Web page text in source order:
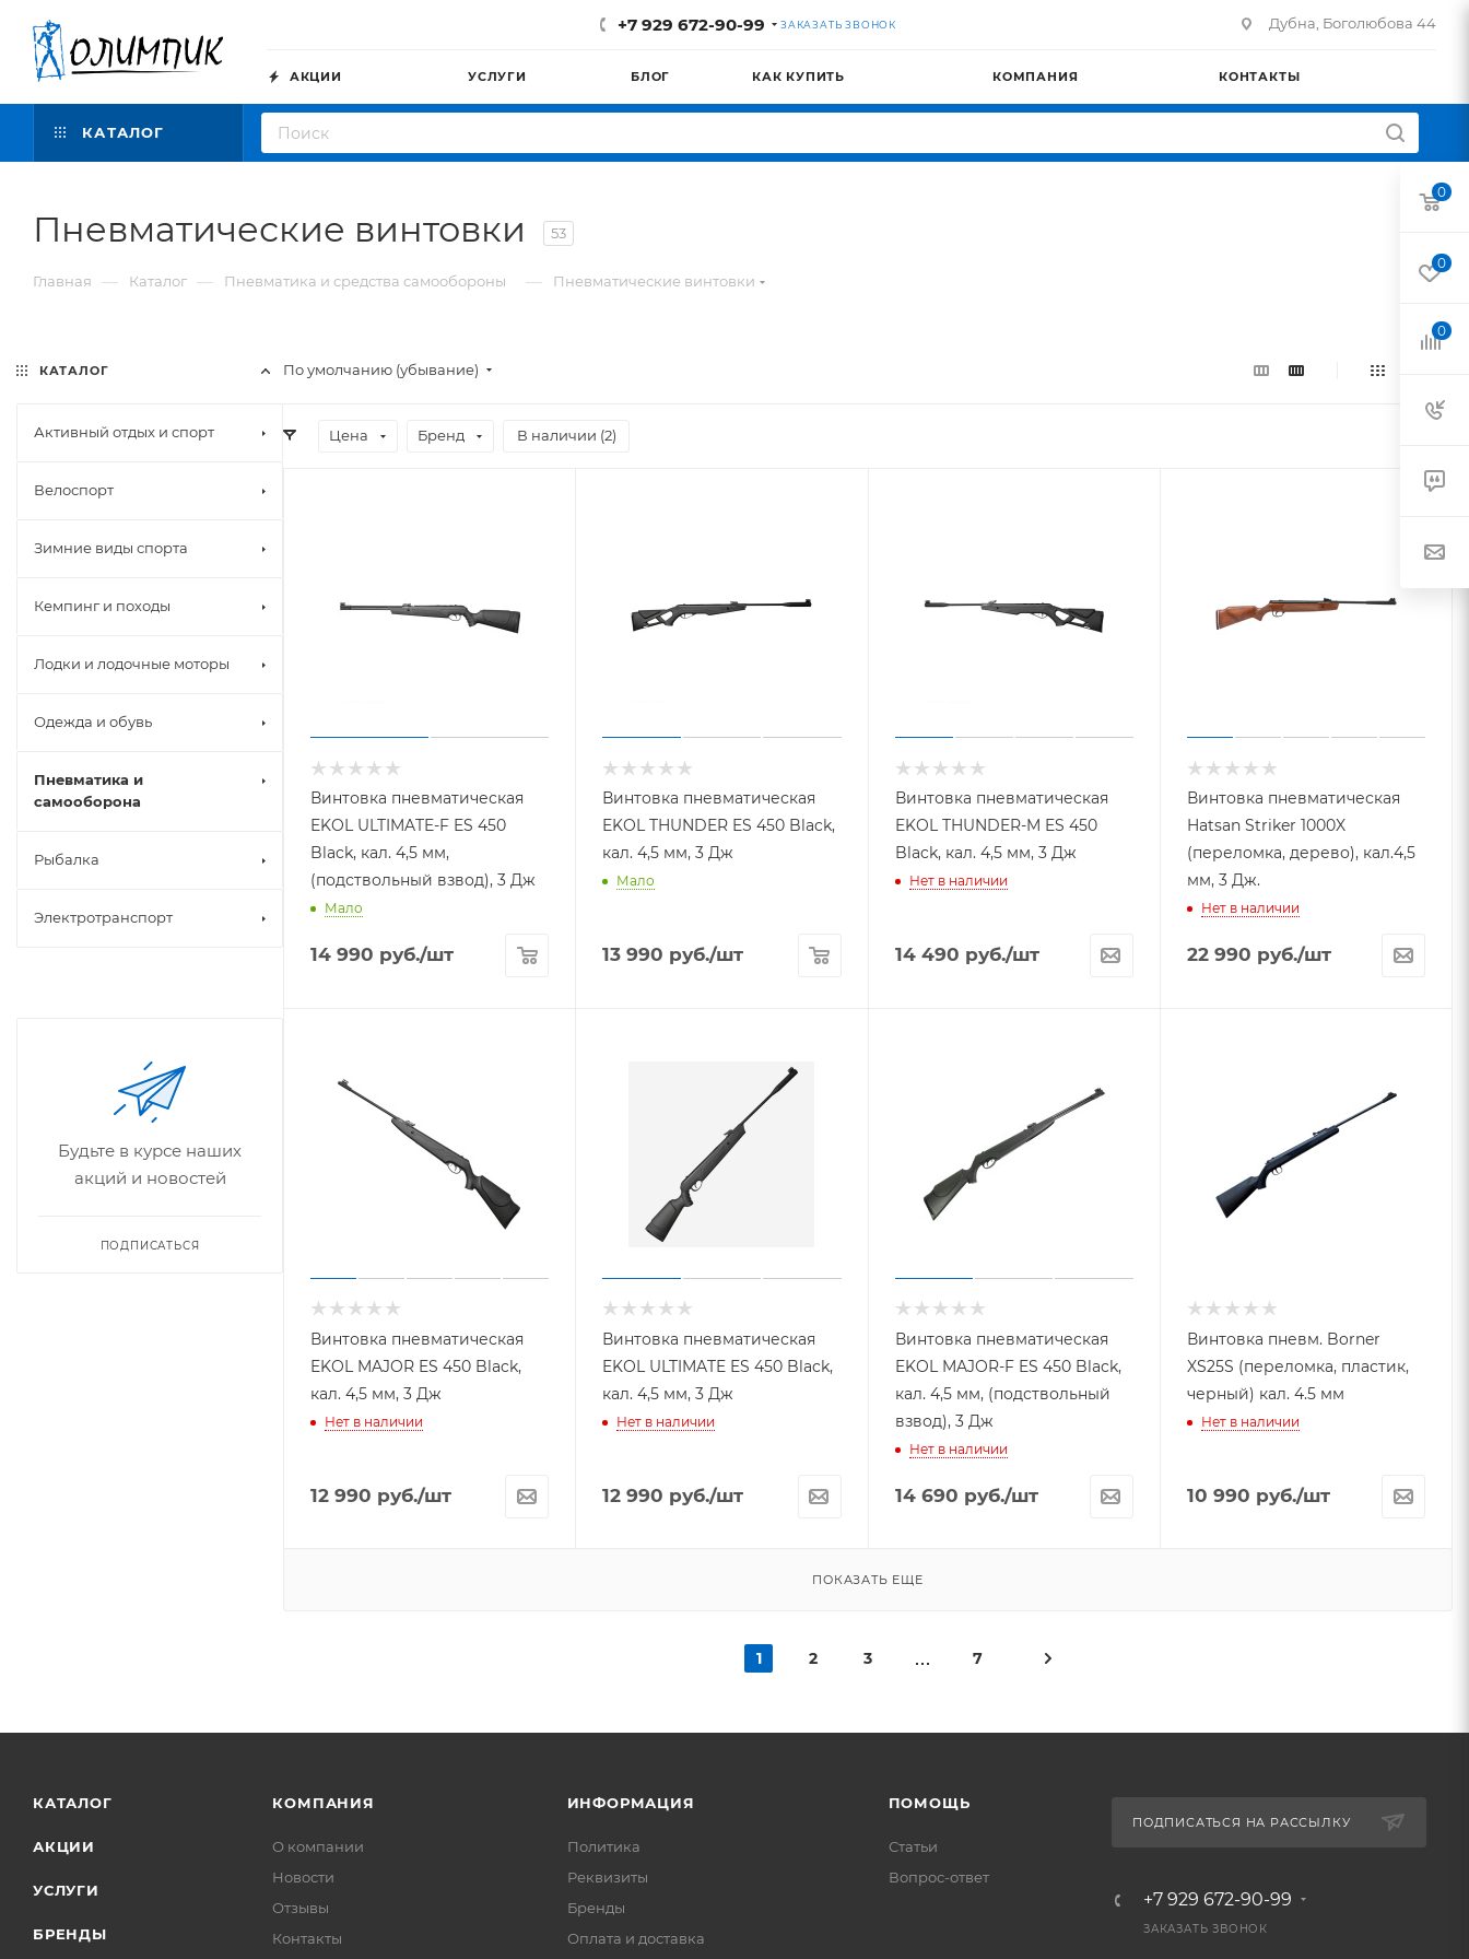
+7 929 672-90-99 ЗАКАЗАТЬ ЗВОНОК Дубна, Боголюбова 44
АКЦИИ УСЛУГИ БЛОГ КАК КУПИТЬ КОМПАНИЯ КОНТАКТЫ
КАТАЛОГ
Пневматические винтовки 53
Главная — Каталог — Пневматика и средства самообороны — Пневматические винтовки
По умолчанию (убывание)
Цена Бренд В наличии (2)
Винтовка пневматическая
EKOL ULTIMATE-F ES 450
Black, кал. 4,5 мм,
(подствольный взвод), 3 Дж
Мало
14 990 руб./шт
Винтовка пневматическая
EKOL THUNDER ES 450 Black,
кал. 4,5 мм, 3 Дж
Мало
13 990 руб./шт
Винтовка пневматическая
EKOL THUNDER-M ES 450
Black, кал. 4,5 мм, 3 Дж
Нет в наличии
14 490 руб./шт
Винтовка пневматическая
Hatsan Striker 1000X
(переломка, дерево), кал.4,5
мм, 3 Дж.
Нет в наличии
22 990 руб./шт
Винтовка пневматическая
EKOL MAJOR ES 450 Black,
кал. 4,5 мм, 3 Дж
Нет в наличии
12 990 руб./шт
Винтовка пневматическая
EKOL ULTIMATE ES 450 Black,
кал. 4,5 мм, 3 Дж
Нет в наличии
12 990 руб./шт
Винтовка пневматическая
EKOL MAJOR-F ES 450 Black,
кал. 4,5 мм, (подствольный
взвод), 3 Дж
Нет в наличии
14 690 руб./шт
Винтовка пневм. Borner
XS25S (переломка, пластик,
черный) кал. 4.5 мм
Нет в наличии
10 990 руб./шт
ПОКАЗАТЬ ЕЩЕ
1 2 3 7
КАТАЛОГ
Активный отдых и спорт
Велоспорт
Зимние виды спорта
Кемпинг и походы
Лодки и лодочные моторы
Одежда и обувь
Пневматика и
самооборона
Рыбалка
Электротранспорт
Будьте в курсе наших
акций и новостей
ПОДПИСАТЬСЯ
КАТАЛОГ
АКЦИИ
УСЛУГИ
БРЕНДЫ
КОМПАНИЯ
О компании
Новости
Отзывы
Контакты
ИНФОРМАЦИЯ
Политика
Реквизиты
Бренды
Оплата и доставка
ПОМОЩЬ
Статьи
Вопрос-ответ
ПОДПИСАТЬСЯ НА РАССЫЛКУ
+7 929 672-90-99
ЗАКАЗАТЬ ЗВОНОК
0
0
0